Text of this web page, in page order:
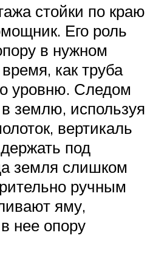
стойки по краю
Его роль
в нужном
как труба
уровню. Следом
землю, используя
вертикаль
под
земля слишком
ручным
яму,
нее опору